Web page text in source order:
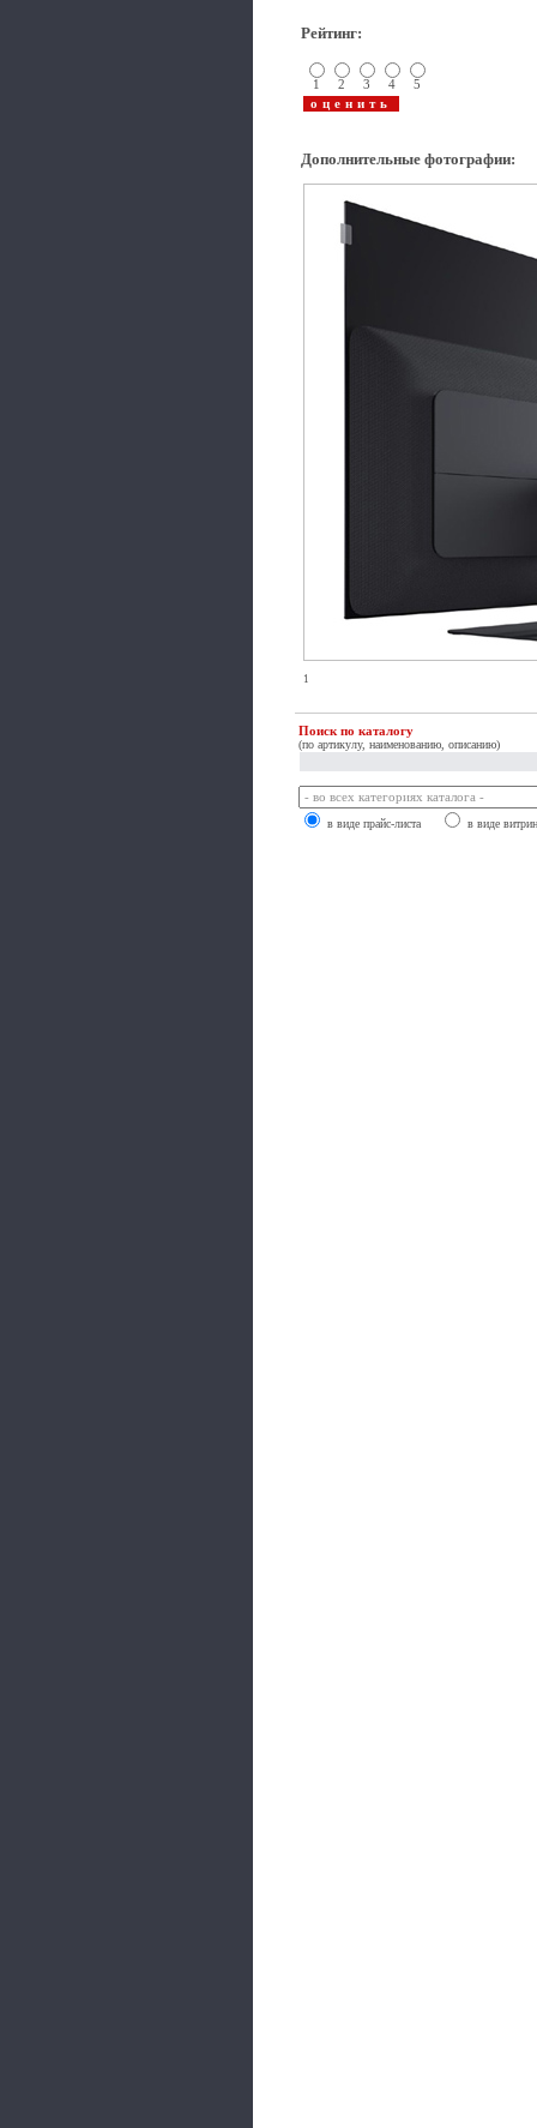
Рейтинг:
1 2 3 4 5
Дополнительные фотографии:
1
Поиск по каталогу
(по артикулу, наименованию, описанию)
в виде прайс-листа в виде